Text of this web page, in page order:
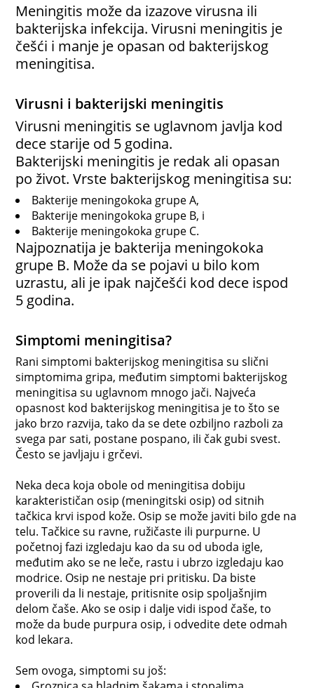
Meningitis može da izazove virusna ili
bakterijska infekcija. Virusni meningitis je
češći i manje je opasan od bakterijskog
meningitisa.
Virusni i bakterijski meningitis
Virusni meningitis se uglavnom javlja kod
dece starije od 5 godina.
Bakterijski meningitis je redak ali opasan
po život. Vrste bakterijskog meningitisa su:
Bakterije meningokoka grupe A,
Bakterije meningokoka grupe B, i
Bakterije meningokoka grupe C.
Najpoznatija je bakterija meningokoka
grupe B. Može da se pojavi u bilo kom
uzrastu, ali je ipak najčešći kod dece ispod
5 godina.
Simptomi meningitisa?
Rani simptomi bakterijskog meningitisa su slični
simptomima gripa, međutim simptomi bakterijskog
meningitisa su uglavnom mnogo jači. Najveća
opasnost kod bakterijskog meningitisa je to što se
jako brzo razvija, tako da se dete ozbiljno razboli za
svega par sati, postane pospano, ili čak gubi svest.
Često se javljaju i grčevi.
Neka deca koja obole od meningitisa dobiju
karakterističan osip (meningitski osip) od sitnih
tačkica krvi ispod kože. Osip se može javiti bilo gde na
telu. Tačkice su ravne, ružičaste ili purpurne. U
početnoj fazi izgledaju kao da su od uboda igle,
međutim ako se ne leče, rastu i ubrzo izgledaju kao
modrice. Osip ne nestaje pri pritisku. Da biste
proverili da li nestaje, pritisnite osip spoljašnjim
delom čaše. Ako se osip i dalje vidi ispod čaše, to
može da bude purpura osip, i odvedite dete odmah
kod lekara.
Sem ovoga, simptomi su još: